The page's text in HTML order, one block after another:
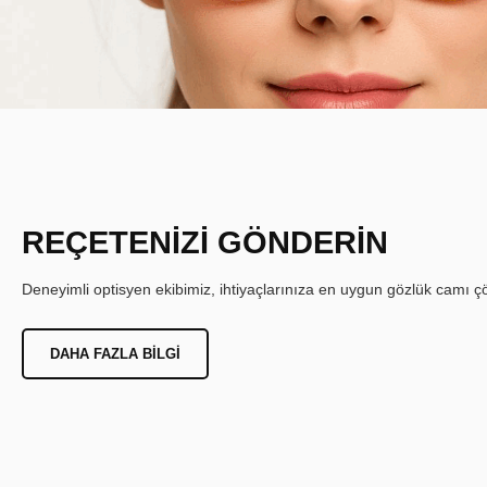
REÇETENİZİ GÖNDERİN
Deneyimli optisyen ekibimiz, ihtiyaçlarınıza en uygun gözlük camı
DAHA FAZLA BILGI